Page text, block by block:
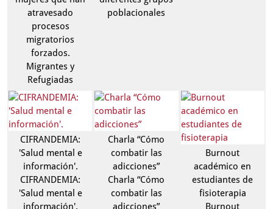
atravesado
procesos
migratorios
forzados.
Migrantes y
Refugiadas
poblacionales
CIFRANDEMIA:
'Salud mental e
información'.
CIFRANDEMIA:
'Salud mental e
información'.
Charla “Cómo
combatir las
adicciones”
Charla “Cómo
combatir las
adicciones”
Burnout
académico en
estudiantes de
fisioterapia
Burnout